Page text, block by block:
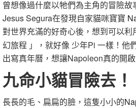
曾想像過什麼以牠們為主角的冒險故
Jesus Segura在發現自家貓咪寶寶
對世界充滿的好奇心後，想到可以
幻旅程 」，就好像 少年Pi 一樣！他
出寫真年曆，想讓Napoleon真的開
九命小貓冒險去！
長長的毛、扁扁的臉，這隻小小的